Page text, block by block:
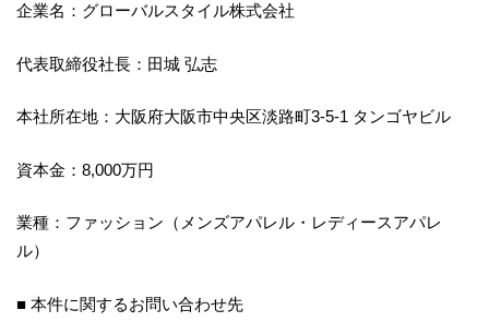
企業名：グローバルスタイル株式会社
代表取締役社長：田城 弘志
本社所在地：大阪府大阪市中央区淡路町3-5-1 タンゴヤビル
資本金：8,000万円
業種：ファッション（メンズアパレル・レディースアパレ
ル）
■ 本件に関するお問い合わせ先